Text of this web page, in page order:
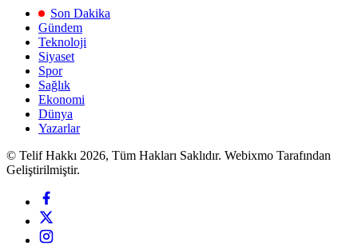
Son Dakika
Gündem
Teknoloji
Siyaset
Spor
Sağlık
Ekonomi
Dünya
Yazarlar
© Telif Hakkı 2026, Tüm Hakları Saklıdır. Webixmo Tarafından
Geliştirilmiştir.